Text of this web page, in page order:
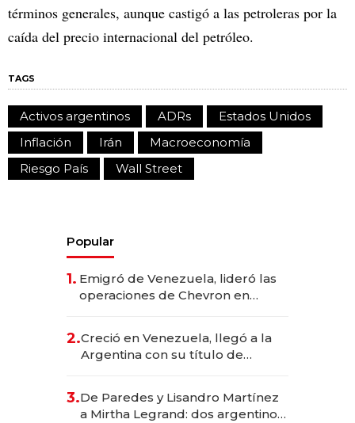
términos generales, aunque castigó a las petroleras por la
caída del precio internacional del petróleo.
TAGS
Activos argentinos ADRs
Estados Unidos
Inflación
Irán
Macroeconomía
Riesgo País
Wall Street
Popular
1. Emigró de Venezuela, lideró las
operaciones de Chevron en
2.Creció en Venezuela, llegó a la
Argentina con su título de
las marcas "fast premium"
3.De Paredes y Lisandro Martínez
a Mirtha Legrand: dos argentinos